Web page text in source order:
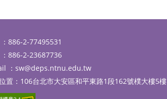
886-2-77495531
886-2-23687736
： sw@deps.ntnu.edu.tw
置：106台北市大安區和平東路1段162號樸大樓5樓